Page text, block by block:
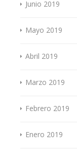
Junio 2019
Mayo 2019
Abril 2019
Marzo 2019
Febrero 2019
Enero 2019